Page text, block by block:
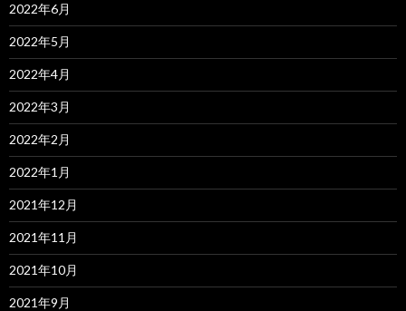
2022年6月
2022年5月
2022年4月
2022年3月
2022年2月
2022年1月
2021年12月
2021年11月
2021年10月
2021年9月